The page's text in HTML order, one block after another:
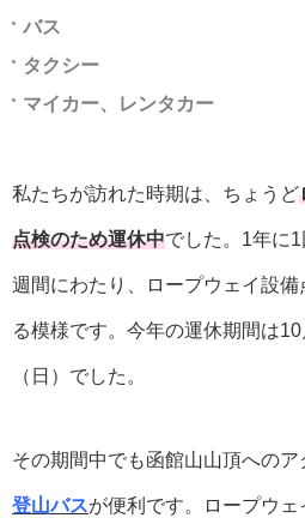
バス
タクシー
マイカー、レンタカー
私たちが訪れた時期は、ちょうど
点検のため運休中でした。1年に
週間にわたり、ロープウェイ設
る模様です。今年の運休期間は
（日）でした。
その期間中でも函館山山頂へのア
登山バスが便利です。ロープウ